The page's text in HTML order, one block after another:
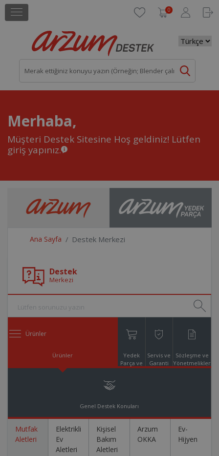
0
Merhaba,
Müşteri Destek Sitesine Hoş geldiniz! Lütfen
giriş yapınız.
Ana Sayfa Destek Merkezi
Destek
Merkezi
Ürünler
Ürünler
Yedek
Parça ve
Servis ve
Garanti
Sözleşme ve
Yönetmelikler
Genel Destek Konuları
Mutfak
Aletleri
Elektrikli
Ev
Aletleri
Kişisel
Bakım
Aletleri
Arzum
OKKA
Ev-
Hijyen